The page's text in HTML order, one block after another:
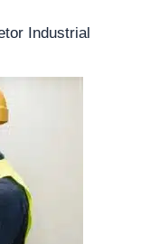
Industrial